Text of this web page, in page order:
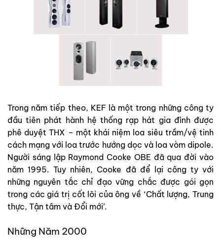
Trong năm tiếp theo, KEF là một trong những công ty
đầu tiên phát hành hệ thống rạp hát gia đình được
phê duyệt THX – một khái niệm loa siêu trầm/vệ tinh
cách mạng với loa trước hướng dọc và loa vòm dipole.
Người sáng lập Raymond Cooke OBE đã qua đời vào
năm 1995. Tuy nhiên, Cooke đã để lại công ty với
những nguyên tắc chỉ đạo vững chắc được gói gọn
trong các giá trị cốt lõi của ông về ‘Chất lượng, Trung
thực, Tận tâm và Đổi mới’.
Những Năm 2000